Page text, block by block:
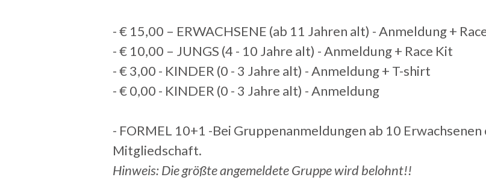
- € 15,00 – ERWACHSENE (ab 11 Jahren alt) - Anmeldung +
- € 10,00 – JUNGS (4 - 10 Jahre alt) - Anmeldung + Race Kit
- € 3,00 - KINDER (0 - 3 Jahre alt) - Anmeldung + T-shirt
- € 0,00 - KINDER (0 - 3 Jahre alt) - Anmeldung
- FORMEL 10+1 -Bei Gruppenanmeldungen ab 10
Mitgliedschaft.
Hinweis: Die größte angemeldete Gruppe wird belohnt!!